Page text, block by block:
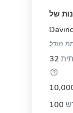
Facebook
Write catchy
your
Google
32
100